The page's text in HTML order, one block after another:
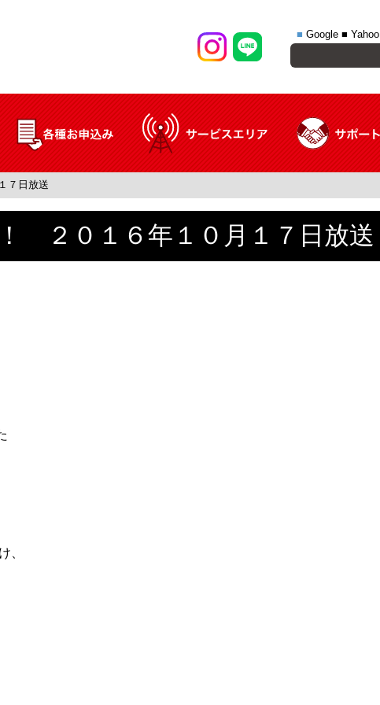
■ Google ■ Yahoo
７日放送
２０１６年１０月１７日放送
、